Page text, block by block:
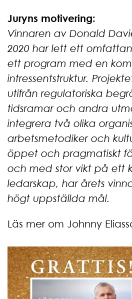
Juryns motivering:
Vinnaren av Donald
2020 har lett ett
ett program med en
intressentstruktur.
utifrån regulatoriska
tidsramar och andra
integrera två olika
arbetsmetodiker och
öppet och pragmatiskt
och med stor vikt på ett
ledarskap, har årets
högt uppställda mål.
Läs mer om Johnny